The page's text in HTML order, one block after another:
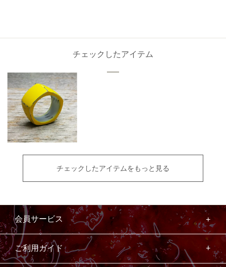
チェックしたアイテム
チェックしたアイテムをもっと見る
会員サービス
ご利用ガイド